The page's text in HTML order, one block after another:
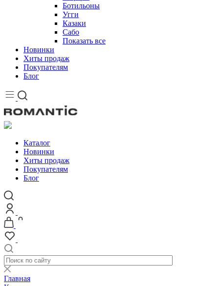
Ботильоны
Угги
Казаки
Сабо
Показать все
Новинки
Хиты продаж
Покупателям
Блог
Каталог
Новинки
Хиты продаж
Покупателям
Блог
Главная